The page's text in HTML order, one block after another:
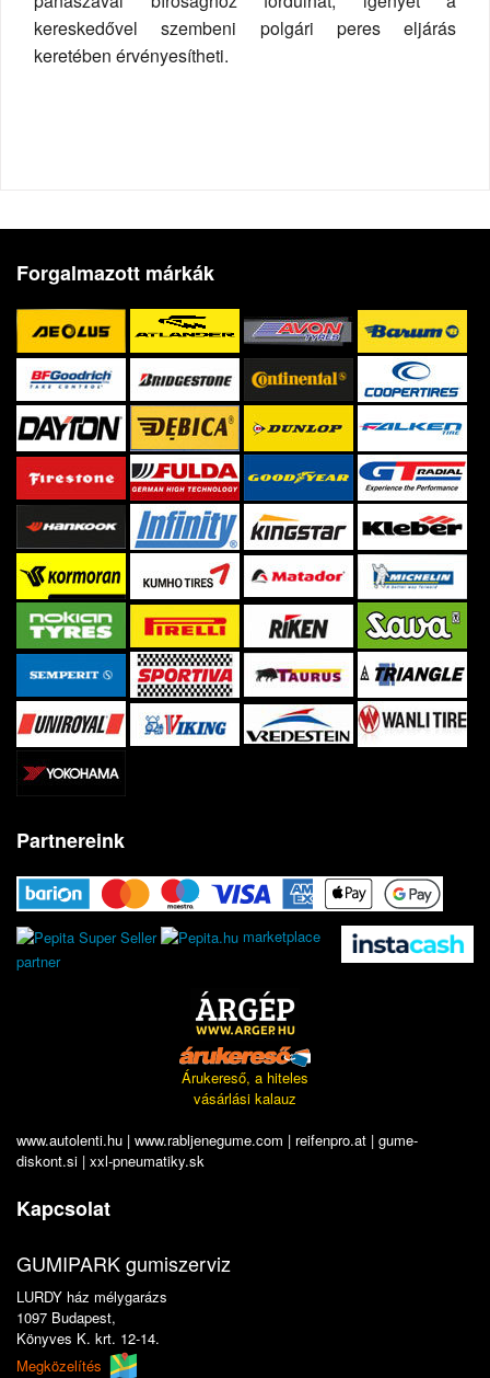
kereskedővel szembeni polgári peres eljárás
keretében érvényesítheti.
Forgalmazott márkák
Partnereink
marketplace
partner
Árukereső, a hiteles
vásárlási kalauz
www.autolenti.hu | www.rabljenegume.com | reifenpro.at | gume-
diskont.si | xxl-pneumatiky.sk
Kapcsolat
GUMIPARK gumiszerviz
LURDY ház mélygarázs
1097 Budapest,
Könyves K. krt. 12-14.
Megközelítés